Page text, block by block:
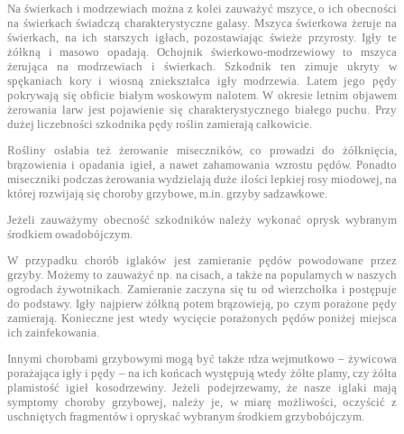
Na świerkach i modrzewiach można z kolei zauważyć mszyce, o ich obecności
na świerkach świadczą charakterystyczne galasy. Mszyca świerkowa żeruje na
świerkach, na ich starszych igłach, pozostawiając świeże przyrosty. Igły te
żółkną i masowo opadają. Ochojnik świerkowo-modrzewiowy to mszyca
żerująca na modrzewiach i świerkach. Szkodnik ten zimuje ukryty w
spękaniach kory i wiosną zniekształca igły modrzewia. Latem jego pędy
pokrywają się obficie białym woskowym nalotem. W okresie letnim objawem
żerowania larw jest pojawienie się charakterystycznego białego puchu. Przy
dużej liczebności szkodnika pędy roślin zamierają całkowicie.
Rośliny osłabia też żerowanie miseczników, co prowadzi do żółknięcia,
brązowienia i opadania igieł, a nawet zahamowania wzrostu pędów. Ponadto
miseczniki podczas żerowania wydzielają duże ilości lepkiej rosy miodowej, na
której rozwijają się choroby grzybowe, m.in. grzyby sadzawkowe.
Jeżeli zauważymy obecność szkodników należy wykonać oprysk wybranym
środkiem owadobójczym.
W przypadku chorób iglaków jest zamieranie pędów powodowane przez
grzyby. Możemy to zauważyć np. na cisach, a także na popularnych w naszych
ogrodach żywotnikach. Zamieranie zaczyna się tu od wierzchołka i postępuje
do podstawy. Igły najpierw żółkną potem brązowieją, po czym porażone pędy
zamierają. Konieczne jest wtedy wycięcie porażonych pędów poniżej miejsca
ich zainfekowania.
Innymi chorobami grzybowymi mogą być także rdza wejmutkowo – żywicowa
porażająca igły i pędy – na ich końcach występują wtedy żółte plamy, czy żółta
plamistość igieł kosodrzewiny. Jeżeli podejrzewamy, że nasze iglaki mają
symptomy choroby grzybowej, należy je, w miarę możliwości, oczyścić z
uschniętych fragmentów i opryskać wybranym środkiem grzybobójczym.